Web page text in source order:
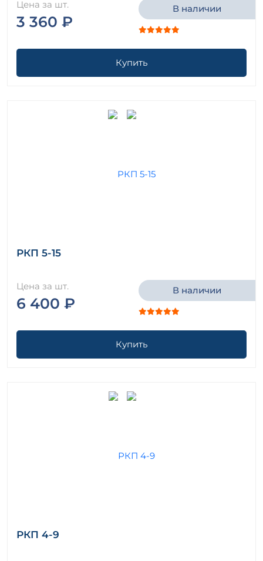
Цена за шт.
3 360 ₽
В наличии
Купить
РКП 5-15
Цена за шт.
6 400 ₽
В наличии
Купить
РКП 4-9